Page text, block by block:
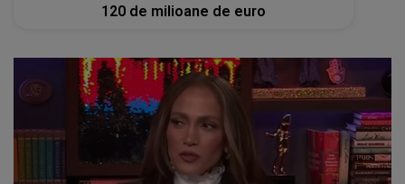
120 de milioane de euro